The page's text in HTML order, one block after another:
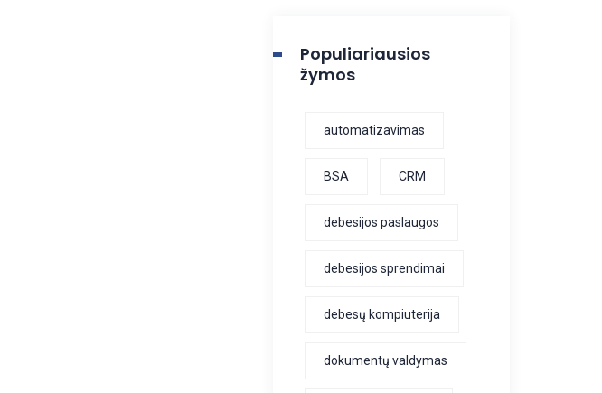
Populiariausios
žymos
automatizavimas
BSA CRM
debesijos paslaugos
debesijos sprendimai
debesų kompiuterija
dokumentų valdymas